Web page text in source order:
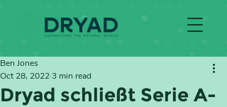
Dryad schließt Serie A-
Ben Jones
Oct 28, 20223 min read